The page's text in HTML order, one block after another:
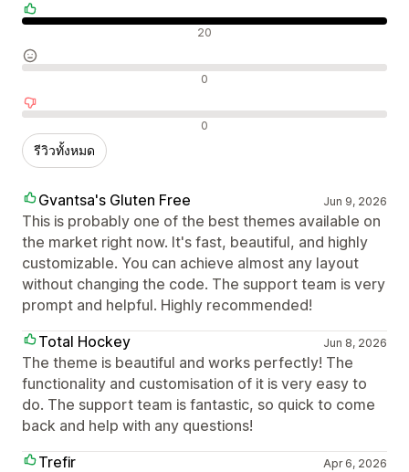
รีวิวเชิงบวก 20
รีวิวที่เป็นกลาง 0
รีวิวเชิงลบ 0
รีวิวทั้งหมด
Gvantsa's Gluten Free Jun 9, 2026
This is probably one of the best themes available on
the market right now. It's fast, beautiful, and highly
customizable. You can achieve almost any layout
without changing the code. The support team is very
prompt and helpful. Highly recommended!
Total Hockey
Jun 8, 2026
The theme is beautiful and works perfectly! The
functionality and customisation of it is very easy to
do. The support team is fantastic, so quick to come
back and help with any questions!
Trefir
Apr 6, 2026